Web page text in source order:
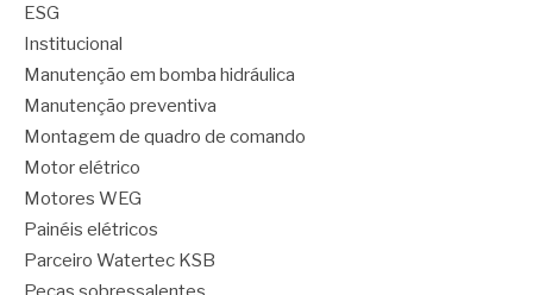
ESG
Institucional
Manutenção em bomba hidráulica
Manutenção preventiva
Montagem de quadro de comando
Motor elétrico
Motores WEG
Painéis elétricos
Parceiro Watertec KSB